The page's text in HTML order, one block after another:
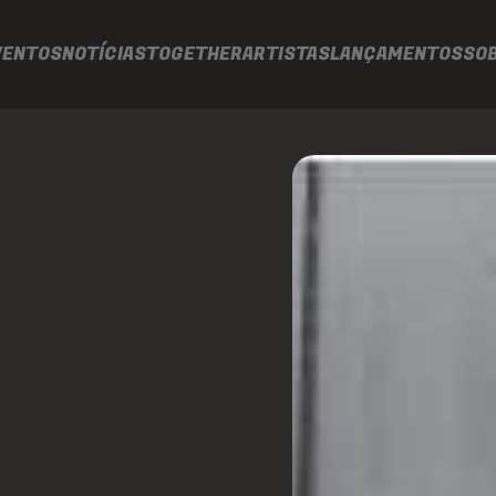
NOTÍCIASTOGETHERARTISTASLANÇAMENTOS